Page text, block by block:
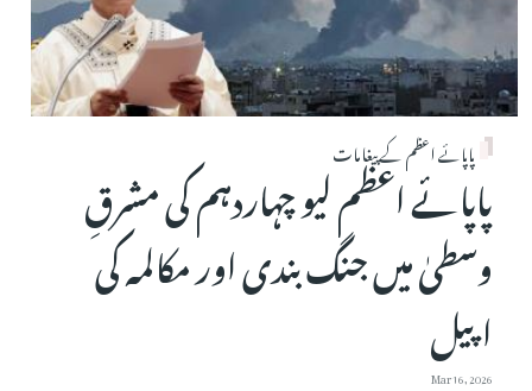
پاپائے اعظم کے پیغامات
پاپائے اعظم لیو چہاردہم کی مشرقِ
وسطیٰ میں جنگ بندی اور مکالمہ کی
اپیل
Mar 16, 2026